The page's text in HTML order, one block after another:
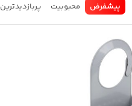
پیشفرض محبوبیت پربازدیدترین